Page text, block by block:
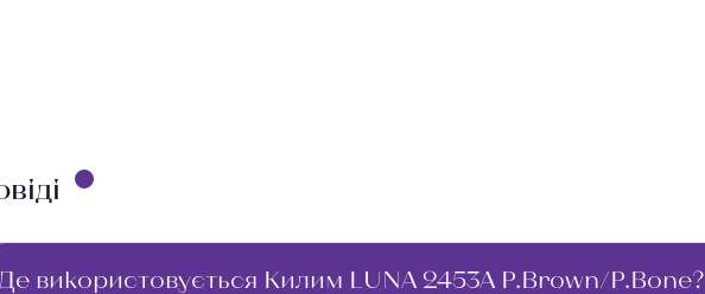
Де використовується Килим LUNA 2453A P.Brown/P.Bone?